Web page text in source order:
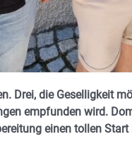
Drei, die Geselligkeit
empfunden wird.
einen tollen Start